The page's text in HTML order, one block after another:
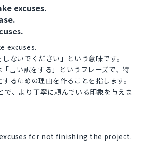
excuses.
excuses.
ないでください」という意味です。
言い訳をする」というフレーズで、特
るための理由を作ることを指します。
で、より丁寧に頼んでいる印象を与えま
for not finishing the project.